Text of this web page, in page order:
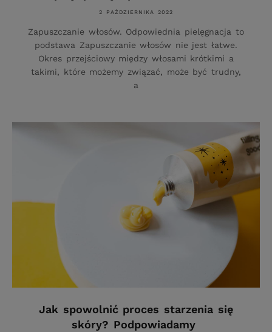
2 PAŹDZIERNIKA 2022
Zapuszczanie włosów. Odpowiednia pielęgnacja to
podstawa Zapuszczanie włosów nie jest łatwe.
Okres przejściowy między włosami krótkimi a
takimi, które możemy związać, może być trudny,
a
Jak spowolnić proces starzenia się
skóry? Podpowiadamy